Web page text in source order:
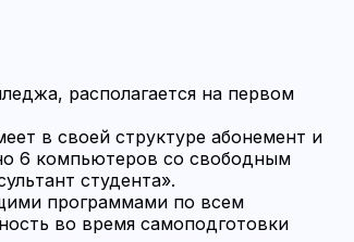
располагается на первом
в своей структуре абонемент и
6 компьютеров со свободным
студента».
программами по всем
во время самоподготовки